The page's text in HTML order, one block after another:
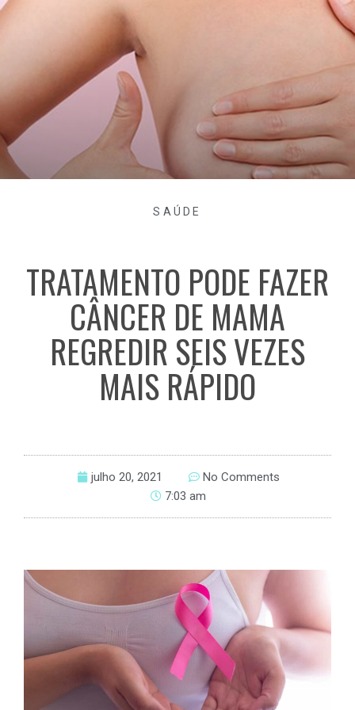
SAÚDE
TRATAMENTO PODE FAZER
CÂNCER DE MAMA
REGREDIR SEIS VEZES
MAIS RÁPIDO
julho 20, 2021
No Comments
7:03 am